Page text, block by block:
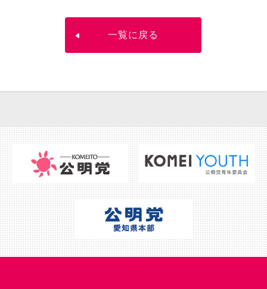
一覧に戻る